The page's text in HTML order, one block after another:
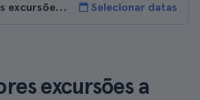
Selecionar datas
excursões a